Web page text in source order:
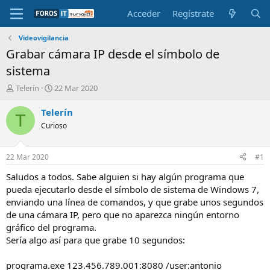
Acceder Regístrate
Videovigilancia
Grabar cámara IP desde el símbolo de
sistema
I
i
a
d
o
r
e
l
t
e
m
Telerín
F
c
h
a
i
n
c
i
o
22 Mar 2020
T Telerín
Curioso
22 Mar 2020 #1
Saludos a todos. Sabe alguien si hay algún programa que
pueda ejecutarlo desde el símbolo de sistema de Windows 7,
enviando una línea de comandos, y que grabe unos segundos
de una cámara IP, pero que no aparezca ningún entorno
gráfico del programa.
Sería algo así para que grabe 10 segundos:
programa.exe 123.456.789.001:8080 /user:antonio